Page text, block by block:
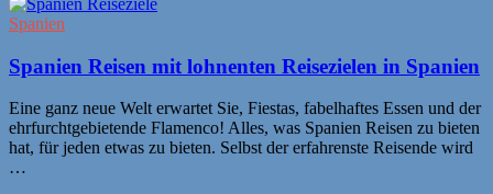
Spanien
Spanien Reisen mit lohnenten Reisezielen in Spanien
Eine ganz neue Welt erwartet Sie, Fiestas, fabelhaftes Essen und der
ehrfurchtgebietende Flamenco! Alles, was Spanien Reisen zu bieten
hat, für jeden etwas zu bieten. Selbst der erfahrenste Reisende wird
…